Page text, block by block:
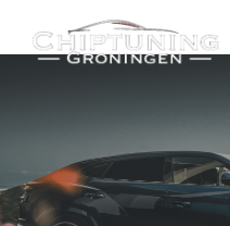
n
i
n
h